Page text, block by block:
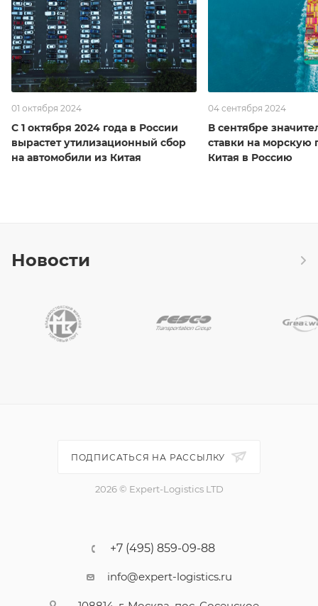
01 октября 2024
С 1 октября 2024 года в России
вырастет утилизационный сбор
на автомобили из Китая
04 сентября 2024
В сентябре
ставки на морскую
Китая в Россию
Новости
ПОДПИСАТЬСЯ НА РАССЫЛКУ
2026 © Expert-Logistics LTD
+7 (495) 859-09-88
info@expert-logistics.ru